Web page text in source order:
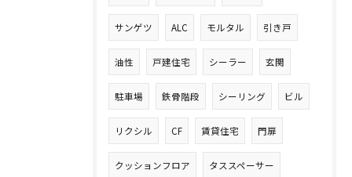
サンゲツ ALC モルタル 引き戸
油性 戸建住宅 シーラー 玄関
駐車場 鉄骨階段 シーリング ビル
リクシル CF 賃貸住宅 門扉
クッションフロア タススペーサー